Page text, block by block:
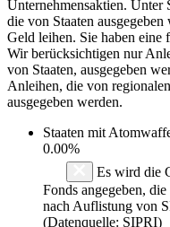
Unternehmensaktien. Unter
die von Staaten
Geld leihen. Sie haben eine
Wir berücksichtigen nur
von Staaten, ausgegeben
Anleihen, die von
ausgegeben werden.
Staaten mit
0.00%
Es wird die
Fonds angegeben,
nach Auflistung von
(Datenquelle: SIPRI)